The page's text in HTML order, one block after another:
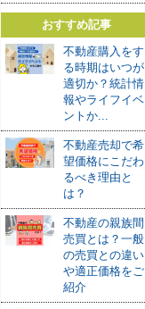
おすすめ記事
不動産購入をす
る時期はいつが
適切か？統計情
報やライフイベ
ントか...
不動産売却で希
望価格にこだわ
るべき理由と
は？
不動産の親族間
売買とは？一般
の売買との違い
や適正価格をご
紹介